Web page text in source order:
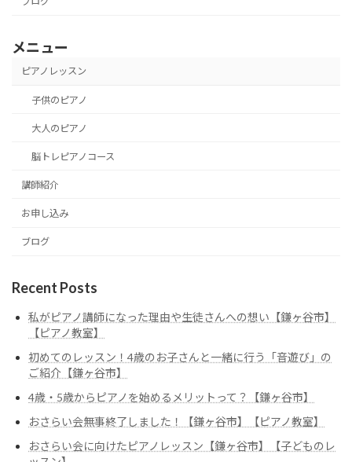
メニュー
ピアノレッスン
子供のピアノ
大人のピアノ
脳トレピアノコース
講師紹介
お申し込み
ブログ
Recent Posts
私がピアノ講師になった理由や生徒さんへの想い【鎌ヶ谷市】
【ピアノ教室】
初めてのレッスン！4歳のお子さんと一緒に行う「音遊び」の
ご紹介【鎌ヶ谷市】
4歳・5歳からピアノを始めるメリットって？【鎌ヶ谷市】
おさらい会無事終了しました！【鎌ヶ谷市】【ピアノ教室】
おさらい会に向けたピアノレッスン【鎌ヶ谷市】【子どものレ